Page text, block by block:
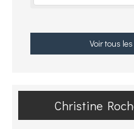
Voir tous
Christine